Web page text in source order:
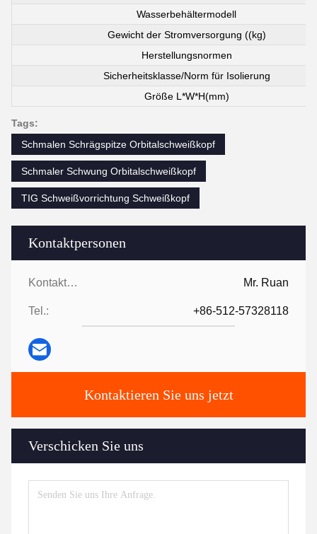
Kontaktpersonen
Kontaktpersonen: Mr. Ruan
Tel.: +86-512-57328118
Kontaktieren Sie uns jetzt
Verschicken Sie uns
Wasserbehältermodell
Gewicht der Stromversorgung ((kg)
Herstellungsnormen
Sicherheitsklasse/Norm für Isolierung
Größe L*W*H(mm)
Tags:
Schmalen Schrägspitze Orbitalschweißkopf
Schmaler Schwung Orbitalschweißkopf
TIG Schweißvorrichtung Schweißkopf